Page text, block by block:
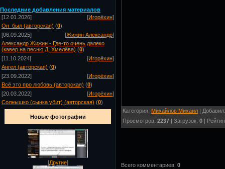
Последние добавления материалов
[12.01.2026]
[Игорёхин]
Он_был (авторская) (0)
[06.09.2025]
[Жижин Александр]
Александр Жижин - Где-то очень далеко
(кавер на песню Д. Хмелёва) (0)
[11.10.2024]
[Игорёхин]
Ангел (авторская) (0)
[23.09.2022]
[Игорёхин]
Всё это про любовь (авторская) (0)
[20.03.2022]
[Игорёхин]
Солнышко (сынка убит) (авторская) (0)
Новые фотографии
[Другие]
Категория: Михайлов Михаил |
Просмотров: 2237 | Загрузок: 0 |
Всего комментариев: 0